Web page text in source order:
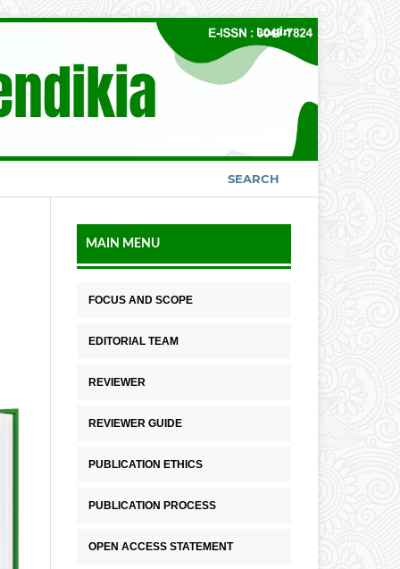
SEARCH
Login
MAIN MENU
FOCUS AND SCOPE
EDITORIAL TEAM
REVIEWER
REVIEWER GUIDE
PUBLICATION ETHICS
PUBLICATION PROCESS
OPEN ACCESS STATEMENT